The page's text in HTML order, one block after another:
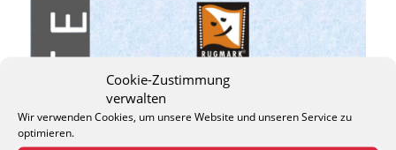
Cookie-Zustimmung
verwalten
Wir verwenden Cookies, um unsere Website und unseren Service zu
optimieren.